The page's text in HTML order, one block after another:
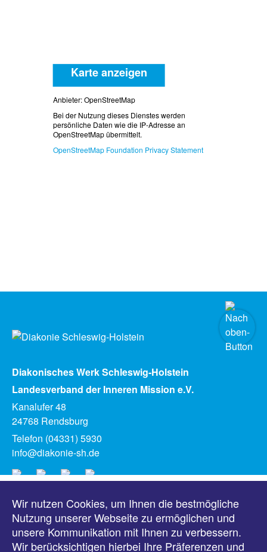
Karte anzeigen
Anbieter: OpenStreetMap
Bei der Nutzung dieses Dienstes werden
persönliche Daten wie die IP-Adresse an
OpenStreetMap übermittelt.
OpenStreetMap Foundation Privacy Statement
Diakonisches Werk Schleswig-Holstein
Landesverband der Inneren Mission e.V.
Kanalufer 48
24768 Rendsburg
Telefon (04331) 5930
info@diakonie-sh.de
Meldungen
Veranstaltungen
Wir nutzen Cookies, um Ihnen die bestmögliche
Nutzung unserer Webseite zu ermöglichen und
unsere Kommunikation mit Ihnen zu verbessern.
Wir berücksichtigen hierbei Ihre Präferenzen und